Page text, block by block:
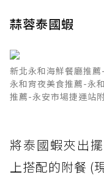
蒜蓉泰國蝦
新北永和海鮮餐廳推
永和宵夜美食推薦-永
推薦-永安市場捷運站
將泰國蝦夾出
上搭配的附餐 (